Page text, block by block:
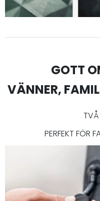
GOTT
VÄNNER,
PERFEKT FÖR